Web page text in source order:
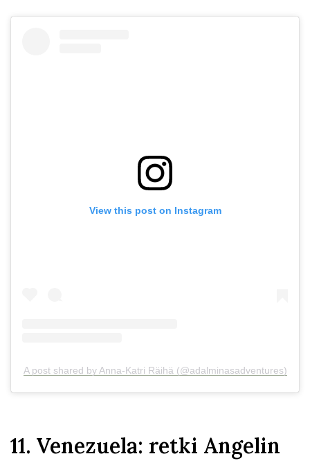
View this post on Instagram
A post shared by Anna-Katri Räihä (@adalminasadventures)
11. Venezuela: retki Angelin